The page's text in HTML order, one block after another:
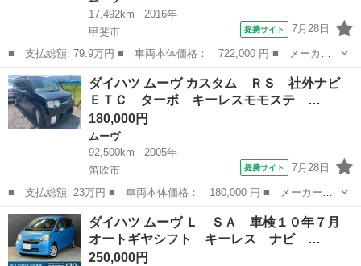
17,492km
2016年
甲斐市
提携サイト 7月28日
■ 支払総額: 79.9万円 ■ 車両本体価格： 722,000 円 ■ メーカー
名： ダイハツ ■ 車種名： ムーヴ ■ グレード名： Ｌ ＳＤナ
ビ バックカメラ 禁煙車 ＣＤ 地デジ アイドリングストップ
プライバシー...
山梨 甲斐市 ムーヴ
ダイハツ ムーヴ カスタム ＲＳ 社外ナビ
ＥＴＣ ターボ キーレスモモステ …
180,000円
ムーヴ
92,500km
2005年
笛吹市
提携サイト 7月28日
■ 支払総額: 23万円 ■ 車両本体価格： 180,000 円 ■ メーカー
名： ダイハツ ■ 車種名： ムーヴ ■ グレード名： カスタム
ＲＳ 社外ナビ ＥＴＣ ターボ キーレスモモステ バッテリー新
品 ■ 排気量：...
山梨 笛吹市 ムーヴ
ダイハツ ムーヴ Ｌ ＳＡ 車検１０年７月
オートギヤシフト キーレス ナビ …
250,000円